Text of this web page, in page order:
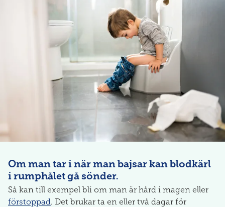
Om man tar i när man bajsar kan blodkärl
i rumphålet gå sönder.
Så kan till exempel bli om man är hård i magen eller
förstoppad. Det brukar ta en eller två dagar för